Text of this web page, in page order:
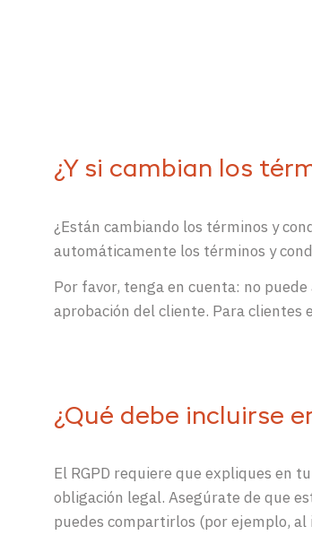
¿Y si cambian los
¿Están cambiando los términos y
automáticamente los términos y
Por favor, tenga en cuenta: no
aprobación del cliente. Para clientes
¿Qué debe incluirse
El RGPD requiere que expliques en
obligación legal. Asegúrate de que
puedes compartirlos (por ejemplo,